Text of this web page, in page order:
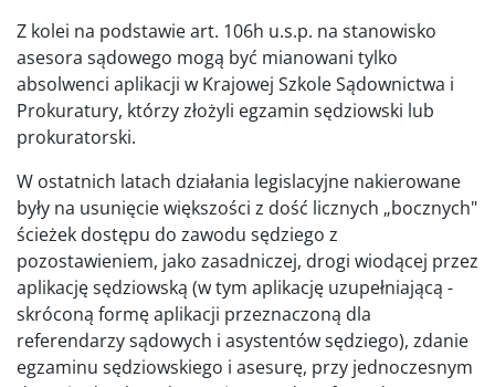
Z kolei na podstawie art. 106h u.s.p. na stanowisko
asesora sądowego mogą być mianowani tylko
absolwenci aplikacji w Krajowej Szkole Sądownictwa i
Prokuratury, którzy złożyli egzamin sędziowski lub
prokuratorski.
W ostatnich latach działania legislacyjne nakierowane
były na usunięcie większości z dość licznych „bocznych"
ścieżek dostępu do zawodu sędziego z
pozostawieniem, jako zasadniczej, drogi wiodącej przez
aplikację sędziowską (w tym aplikację uzupełniającą -
skróconą formę aplikacji przeznaczoną dla
referendarzy sądowych i asystentów sędziego), zdanie
egzaminu sędziowskiego i asesurę, przy jednoczesnym